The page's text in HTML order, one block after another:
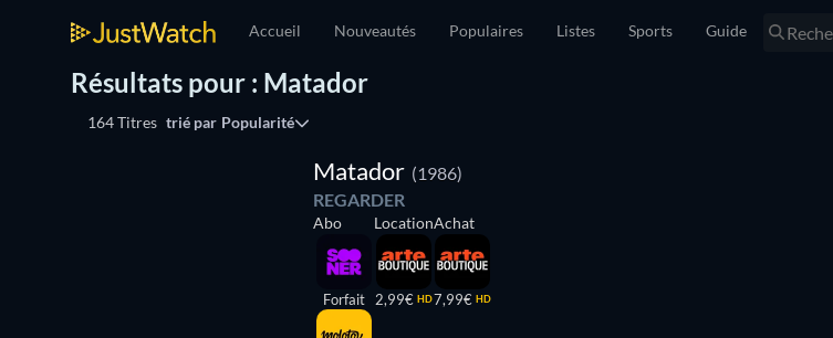
Accueil Nouveautés Populaires Listes Sports Guide
Résultats pour : Matador
164 Titres trié par Popularité
Matador (1986)
REGARDER
Abo
Forfait
Location
2,99€ HD
Achat
7,99€ HD